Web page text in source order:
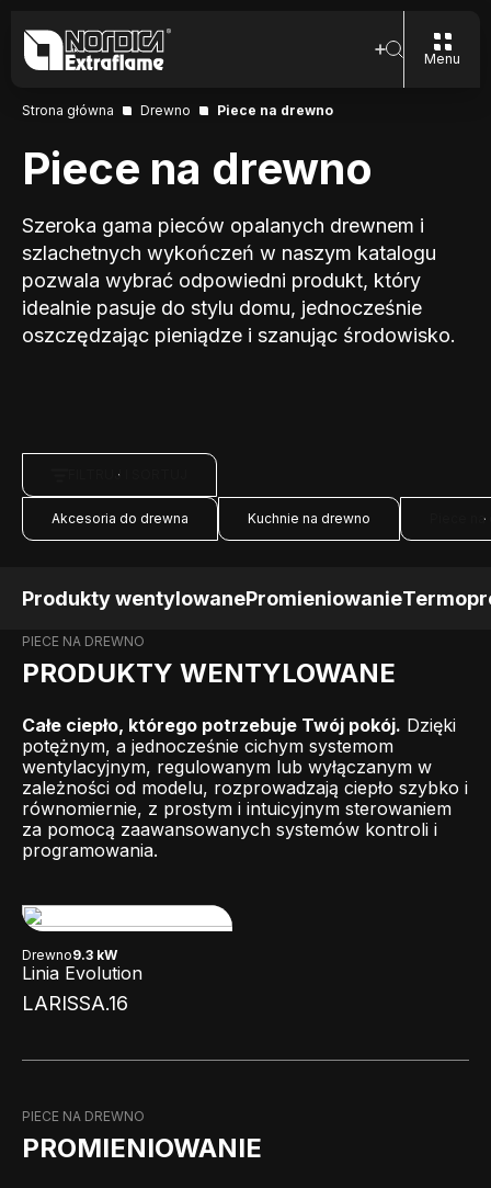
Menu
Strona główna Drewno Piece na drewno
Piece na drewno
Szeroka gama pieców opalanych drewnem i
szlachetnych wykończeń w naszym katalogu
pozwala wybrać odpowiedni produkt, który
idealnie pasuje do stylu domu, jednocześnie
oszczędzając pieniądze i szanując środowisko.
FILTRUJ I SORTUJ
Akcesoria do drewna Kuchnie na drewno Piece
Produkty wentylowanePromieniowanie
PIECE NA DREWNO
PRODUKTY WENTYLOWANE
Całe ciepło, którego potrzebuje Twój pokój. Dzięki
potężnym, a jednocześnie cichym systemom
wentylacyjnym, regulowanym lub wyłączanym w
zależności od modelu, rozprowadzają ciepło szybko i
równomiernie, z prostym i intuicyjnym sterowaniem
za pomocą zaawansowanych systemów kontroli i
programowania.
Drewno9.3 kW
Linia Evolution
LARISSA.16
PIECE NA DREWNO
PROMIENIOWANIE